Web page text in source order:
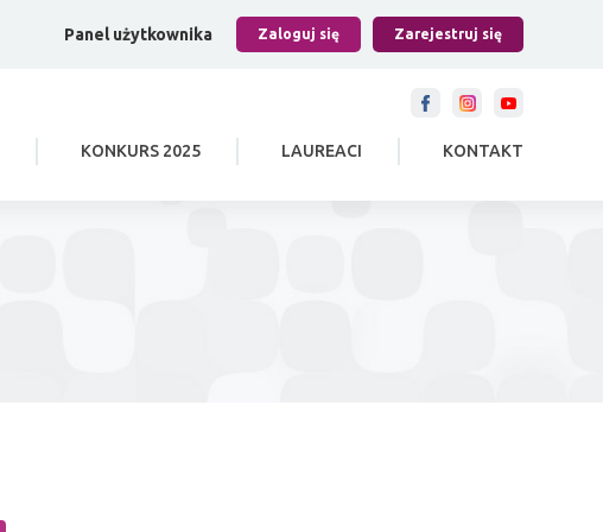
Panel użytkownika Zaloguj się Zarejestruj się
KONKURS 2025 LAUREACI KONTAKT